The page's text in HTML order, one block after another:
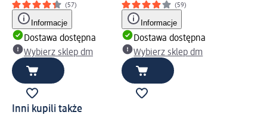
(57)
Informacje
Dostawa dostępna
Wybierz sklep dm
(59)
Informacje
Dostawa dostępna
Wybierz sklep dm
Inni kupili także